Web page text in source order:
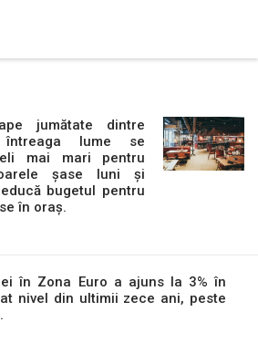
jumătate dintre
lume se
mai mari pentru
șase luni și
bugetul pentru
în oraș.
în Zona Euro a ajuns la 3% în
nivel din ultimii zece ani, peste